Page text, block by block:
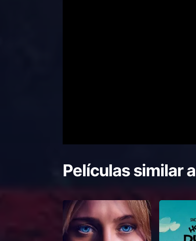
Películas similar a